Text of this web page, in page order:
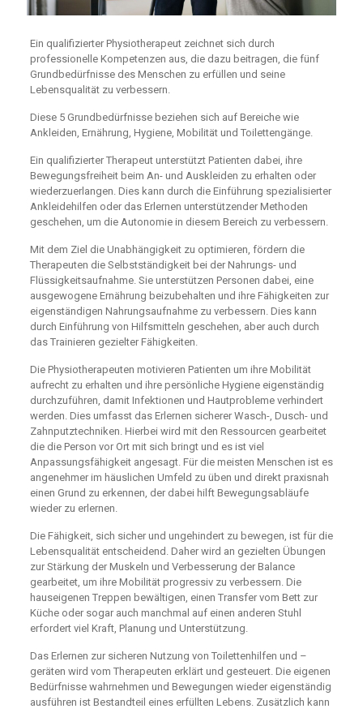
Ein qualifizierter Physiotherapeut zeichnet sich durch
professionelle Kompetenzen aus, die dazu beitragen, die fünf
Grundbedürfnisse des Menschen zu erfüllen und seine
Lebensqualität zu verbessern.
Diese 5 Grundbedürfnisse beziehen sich auf Bereiche wie
Ankleiden, Ernährung, Hygiene, Mobilität und Toilettengänge.
Ein qualifizierter Therapeut unterstützt Patienten dabei, ihre
Bewegungsfreiheit beim An- und Auskleiden zu erhalten oder
wiederzuerlangen. Dies kann durch die Einführung spezialisierter
Ankleidehilfen oder das Erlernen unterstützender Methoden
geschehen, um die Autonomie in diesem Bereich zu verbessern.
Mit dem Ziel die Unabhängigkeit zu optimieren, fördern die
Therapeuten die Selbstständigkeit bei der Nahrungs- und
Flüssigkeitsaufnahme. Sie unterstützen Personen dabei, eine
ausgewogene Ernährung beizubehalten und ihre Fähigkeiten zur
eigenständigen Nahrungsaufnahme zu verbessern. Dies kann
durch Einführung von Hilfsmitteln geschehen, aber auch durch
das Trainieren gezielter Fähigkeiten.
Die Physiotherapeuten motivieren Patienten um ihre Mobilität
aufrecht zu erhalten und ihre persönliche Hygiene eigenständig
durchzuführen, damit Infektionen und Hautprobleme verhindert
werden. Dies umfasst das Erlernen sicherer Wasch-, Dusch- und
Zahnputztechniken. Hierbei wird mit den Ressourcen gearbeitet
die die Person vor Ort mit sich bringt und es ist viel
Anpassungsfähigkeit angesagt. Für die meisten Menschen ist es
angenehmer im häuslichen Umfeld zu üben und direkt praxisnah
einen Grund zu erkennen, der dabei hilft Bewegungsabläufe
wieder zu erlernen.
Die Fähigkeit, sich sicher und ungehindert zu bewegen, ist für die
Lebensqualität entscheidend. Daher wird an gezielten Übungen
zur Stärkung der Muskeln und Verbesserung der Balance
gearbeitet, um ihre Mobilität progressiv zu verbessern. Die
hauseigenen Treppen bewältigen, einen Transfer vom Bett zur
Küche oder sogar auch manchmal auf einen anderen Stuhl
erfordert viel Kraft, Planung und Unterstützung.
Das Erlernen zur sicheren Nutzung von Toilettenhilfen und –
geräten wird vom Therapeuten erklärt und gesteuert. Die eigenen
Bedürfnisse wahrnehmen und Bewegungen wieder eigenständig
ausführen ist Bestandteil eines erfüllten Lebens. Zusätzlich kann